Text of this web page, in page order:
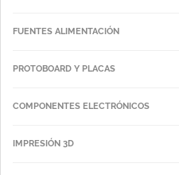
FUENTES ALIMENTACIÓN
PROTOBOARD Y PLACAS
COMPONENTES ELECTRÓNICOS
IMPRESIÓN 3D